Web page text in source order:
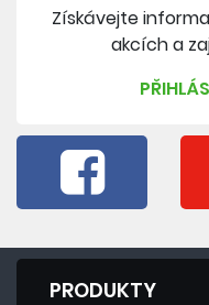
Získávejte
akcích a
PRODUKTY